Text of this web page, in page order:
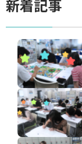
新着記事